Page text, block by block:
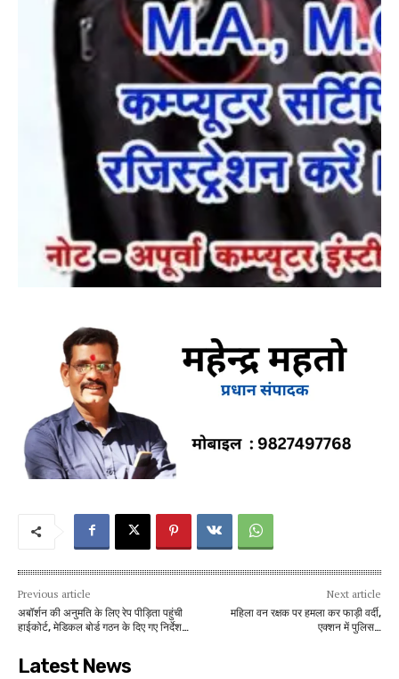
Previous article
अबॉर्शन की अनुमति के लिए रेप पीड़िता पहुंची
हाईकोर्ट, मेडिकल बोर्ड गठन के दिए गए निर्देश…
Next article
महिला वन रक्षक पर हमला कर फाड़ी वर्दी,
एक्शन में पुलिस…
Latest News